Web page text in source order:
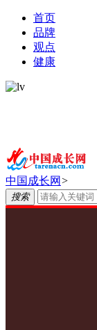
首页
品牌
观点
健康
中国成长网 >
搜索